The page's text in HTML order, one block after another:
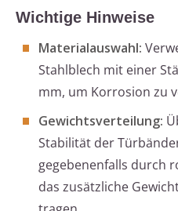
Wichtige Hinweise
Materialauswahl:
Stahlblech mit einer
mm, um Korrosion zu
Gewichtsverteilung:
Stabilität der
gegebenenfalls durch
das zusätzliche